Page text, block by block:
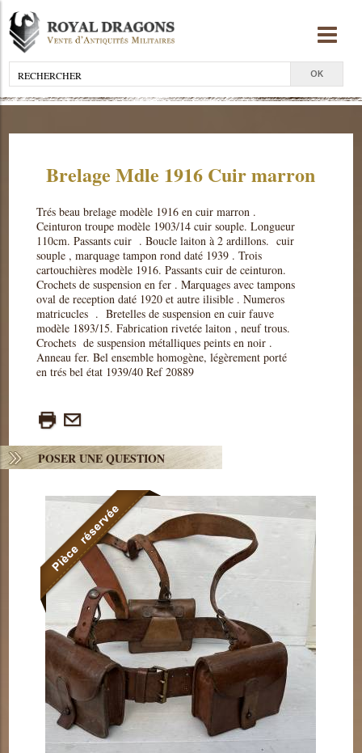
Brelage Mdle 1916 Cuir marron
Trés beau brelage modèle 1916 en cuir marron .
Ceinturon troupe modèle 1903/14 cuir souple. Longueur
110cm. Passants cuir . Boucle laiton à 2 ardillons. cuir
souple , marquage tampon rond daté 1939 . Trois
cartouchières modèle 1916. Passants cuir de ceinturon.
Crochets de suspension en fer . Marquages avec tampons
oval de reception daté 1920 et autre ilisible . Numeros
matricucles . Bretelles de suspension en cuir fauve
modèle 1893/15. Fabrication rivetée laiton , neuf trous.
Crochets de suspension métalliques peints en noir .
Anneau fer. Bel ensemble homogène, légèrement porté
en trés bel état 1939/40 Ref 20889
POSER UNE QUESTION